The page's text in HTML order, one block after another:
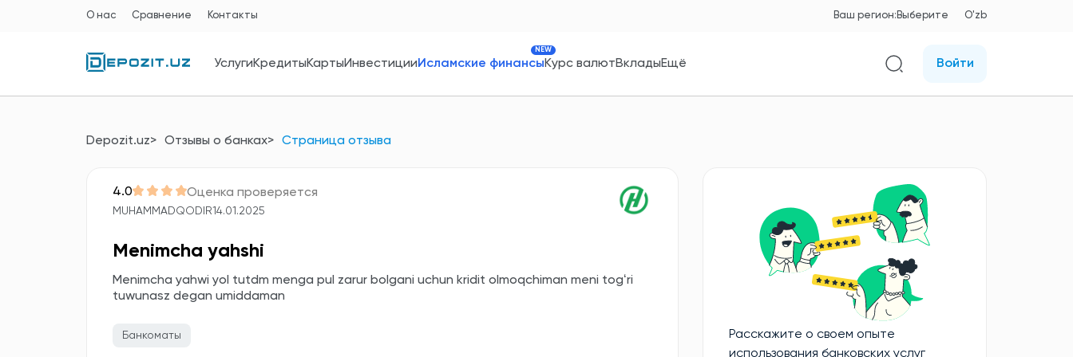
О нас Сравнение Контакты Ваш регион: Выберите O'zb
УслугиКредитыКартыИнвестицииИсламские финансы
NEW
Курс валютВкладыЕщё Войти
Depozit.uz Отзывы о банках Страница отзыва
4.0 Оценка проверяется
MUHAMMADQODIR14.01.2025
Menimcha yahshi
Menimcha yahwi yol tutdm menga pul zarur bolgani uchun kridit olmoqchiman meni togʻri
tuwunasz degan umiddaman
Банкоматы
Расскажите о своем опыте
использования банковских услуг